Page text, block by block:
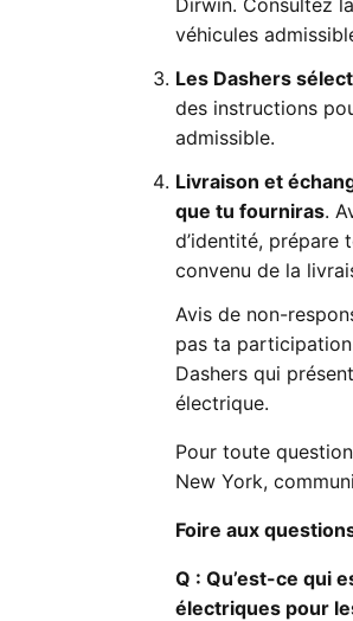
Dirwin. Consultez
véhicules
Les Dashers
des instructions
admissible.
Livraison et
que tu fourniras.
d’identité, prépare
convenu de la
Avis de non-
pas ta participation
Dashers qui
électrique.
Pour toute
New York,
Foire aux
Q : Qu’est-ce qui
électriques pour